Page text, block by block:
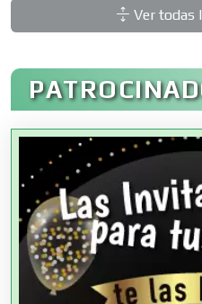
Administración
Agencias
Agencias de
Agencias de
Ver todas